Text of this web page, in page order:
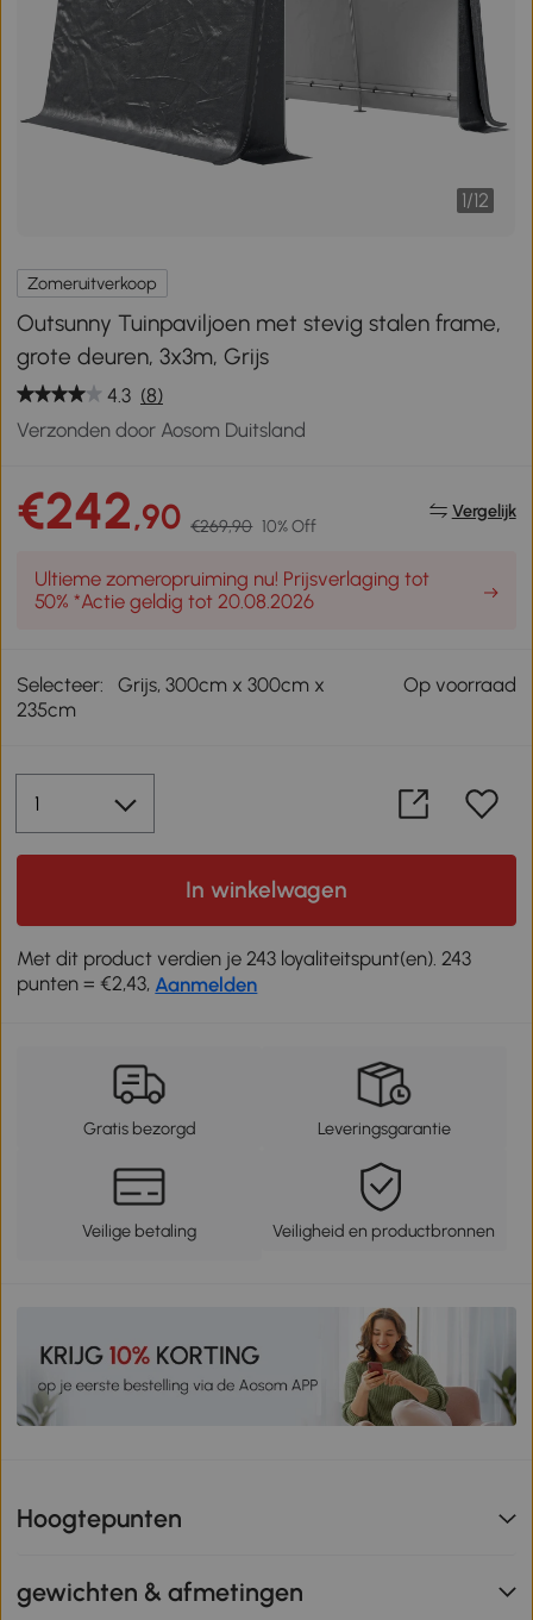
1/12
Zomeruitverkoop
Outsunny Tuinpaviljoen met stevig stalen frame,
grote deuren, 3x3m, Grijs
4.3 (8)
Verzonden door Aosom Duitsland
€242,90 €269,90 10% Off
Vergelijk
Ultieme zomeropruiming nu! Prijsverlaging tot
50% *Actie geldig tot 20.08.2026
Selecteer:
Grijs, 300cm x 300cm x
235cm
Op voorraad
In winkelwagen
Met dit product verdien je 243 loyaliteitspunt(en). 243
punten = €2,43, Aanmelden
Gratis bezorgd Leveringsgarantie
Veilige betaling Veiligheid en productbronnen
Hoogtepunten
gewichten & afmetingen